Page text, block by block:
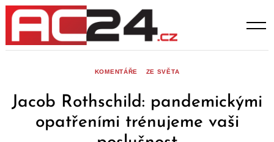
Skip
content
KOMENTÁŘE ZE SVĚTA
Jacob Rothschild: pandemickými
opatřeními trénujeme vaši